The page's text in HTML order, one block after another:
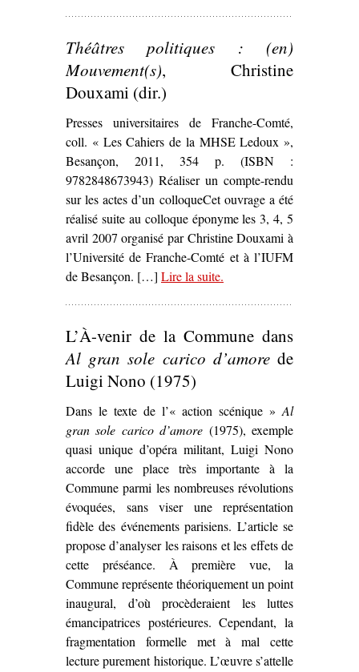
Théâtres politiques : (en)
Mouvement(s), Christine
Douxami (dir.)
Presses universitaires de Franche-Comté,
coll. « Les Cahiers de la MHSE Ledoux »,
Besançon, 2011, 354 p. (ISBN :
9782848673943) Réaliser un compte-rendu
sur les actes d’un colloqueCet ouvrage a été
réalisé suite au colloque éponyme les 3, 4, 5
avril 2007 organisé par Christine Douxami à
l’Université de Franche-Comté et à l’IUFM
de Besançon. […] Lire la suite– ‘
.
L’À-venir de la Commune dans
Al gran sole carico d’amorede
Luigi Nono (1975)
Dans le texte de l’« action scénique »Al
gran sole carico d’amore (1975), exemple
quasi unique d’opéra militant, Luigi Nono
accorde une place très importante à la
Commune parmi les nombreuses révolutions
évoquées, sans viser une représentation
fidèle des événements parisiens. L’article se
propose d’analyser les raisons et les effets de
cette préséance. À première vue, la
Commune représente théoriquement un point
inaugural, d’où procèderaient les luttes
émancipatrices postérieures. Cependant, la
fragmentation formelle met à mal cette
lecture purement historique. L’œuvre s’attelle